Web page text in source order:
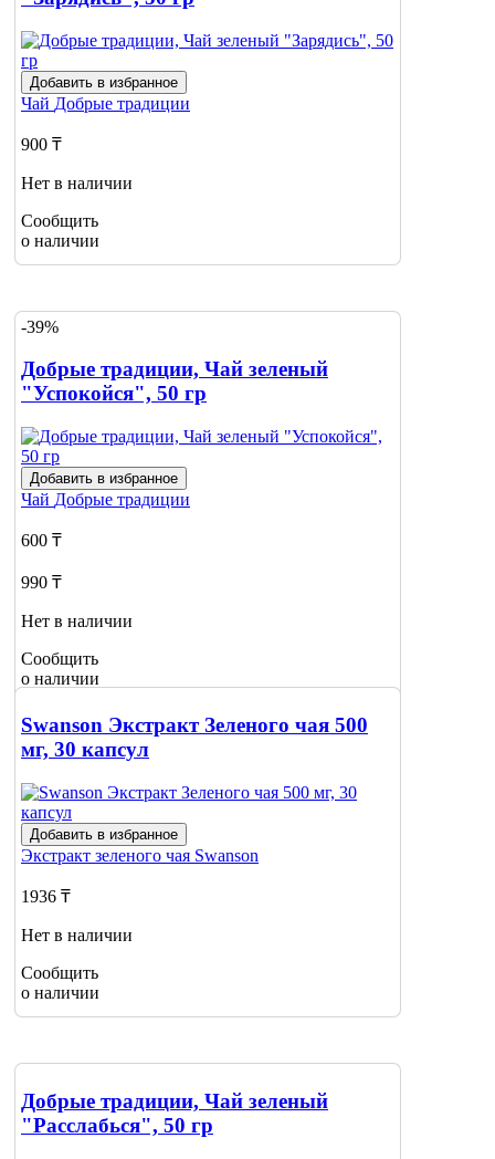
Добавить в избранное
Чай Добрые традиции
900 ₸
Нет в наличии
Сообщить
о наличии
-39%
Добрые традиции, Чай зеленый
"Успокойся", 50 гр
Добавить в избранное
Чай Добрые традиции
600 ₸
990 ₸
Нет в наличии
Сообщить
о наличии
Swanson Экстракт Зеленого чая 500
мг, 30 капсул
Добавить в избранное
Экстракт зеленого чая Swanson
1936 ₸
Нет в наличии
Сообщить
о наличии
Добрые традиции, Чай зеленый
"Расслабься", 50 гр